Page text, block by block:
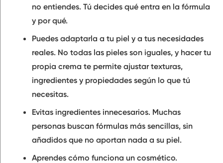
no entiendes. Tú decides qué entra en la fórmula
y por qué.
Puedes adaptarla a tu piel y a tus necesidades
reales. No todas las pieles son iguales, y hacer tu
propia crema te permite ajustar texturas,
ingredientes y propiedades según lo que tú
necesitas.
Evitas ingredientes innecesarios. Muchas
personas buscan fórmulas más sencillas, sin
añadidos que no aportan nada a su piel.
Aprendes cómo funciona un cosmético.